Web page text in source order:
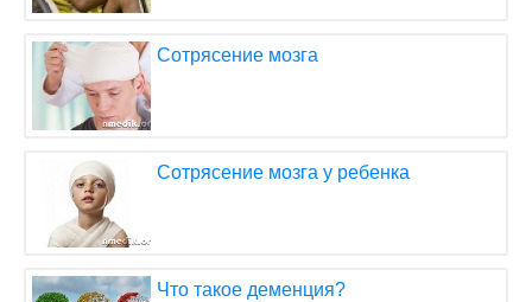
Сотрясение мозга
Сотрясение мозга у ребенка
Что такое деменция?